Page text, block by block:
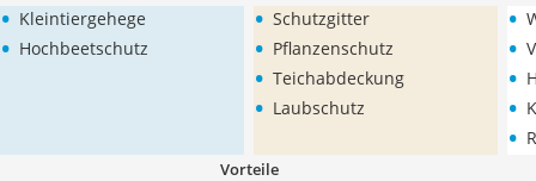
• Kleintiergehege
• Hochbeetschutz
• Schutzgitter
• Pflanzenschutz
• Teichabdeckung
• Laubschutz
•
•
•
•
•
Vorteile